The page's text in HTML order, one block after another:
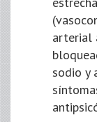
arterial
sodio y